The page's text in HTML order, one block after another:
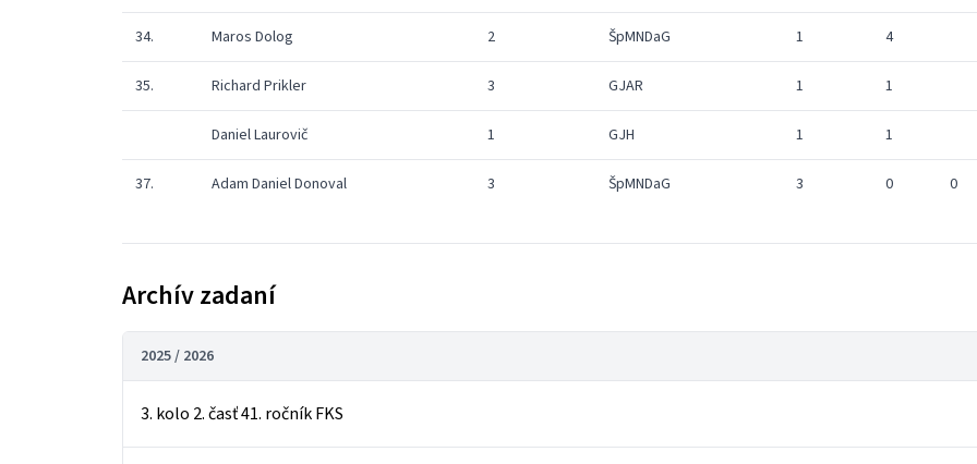
34. Maros Dolog 2 ŠpMNDaG 1 4
35. Richard Prikler 3 GJAR 1 1
Daniel Laurovič 1 GJH 1 1
37. Adam Daniel Donoval 3 ŠpMNDaG 3 0 0
Archív zadaní
2025 / 2026
3. kolo 2. časť 41. ročník FKS